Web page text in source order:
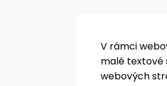
V rámci
malé textové
webových